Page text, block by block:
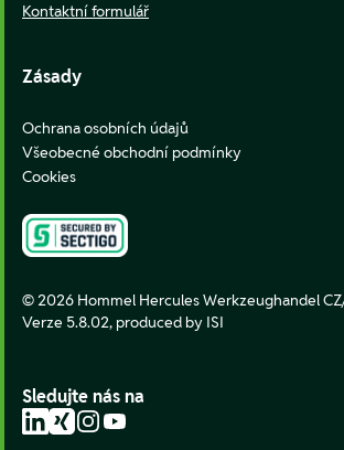
Kontaktní formulář
Zásady
Ochrana osobních údajů
Všeobecné obchodní podmínky
Cookies
© 2026 Hommel Hercules Werkzeughandel
Verze 5.8.02, produced by ISI
Sledujte nás na
LinkedIn
XingInstagram
YouTube